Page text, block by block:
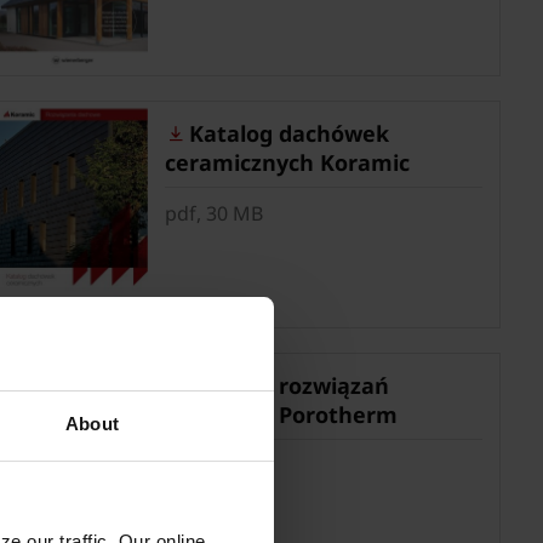
About
Katalog dachówek
ceramicznych Koramic
pdf, 30 MB
Katalog rozwiązań
ściennych Porotherm
pdf, 29 MB